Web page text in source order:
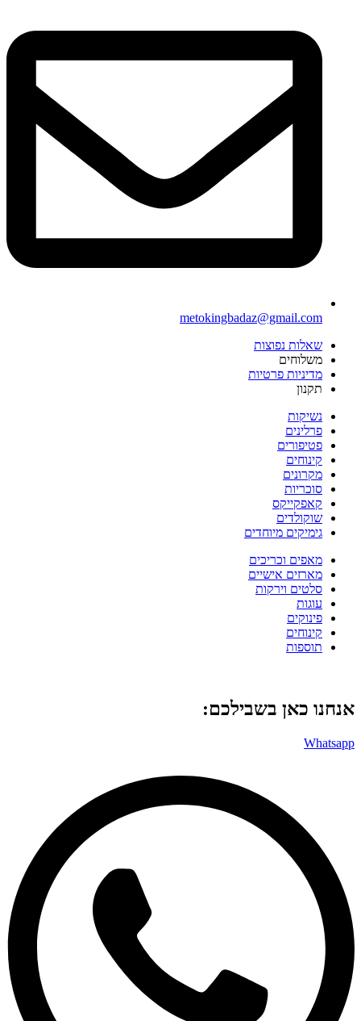
metokingbadaz@gmail.com
שאלות נפוצות
משלוחים
מדיניות פרטיות
תקנון
נשיקות
פרלינים
פטיפורים
קינוחים
מקרונים
סוכריות
קאפקייקס
שוקולדים
גימיקים מיוחדים
מאפים וכריכים
מארזים אישיים
סלטים וירקות
עוגות
פינוקים
קינוחים
תוספות
אנחנו כאן בשבילכם:
Whatsapp